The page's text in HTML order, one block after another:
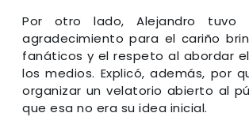
Por otro lado, Alejandro tuvo
agradecimiento para el cariño
fanáticos y el respeto al abordar
los medios. Explicó, además, por
organizar un velatorio abierto al
que esa no era su idea inicial.